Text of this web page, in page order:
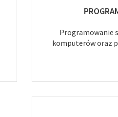
Programowanie
komputerów oraz